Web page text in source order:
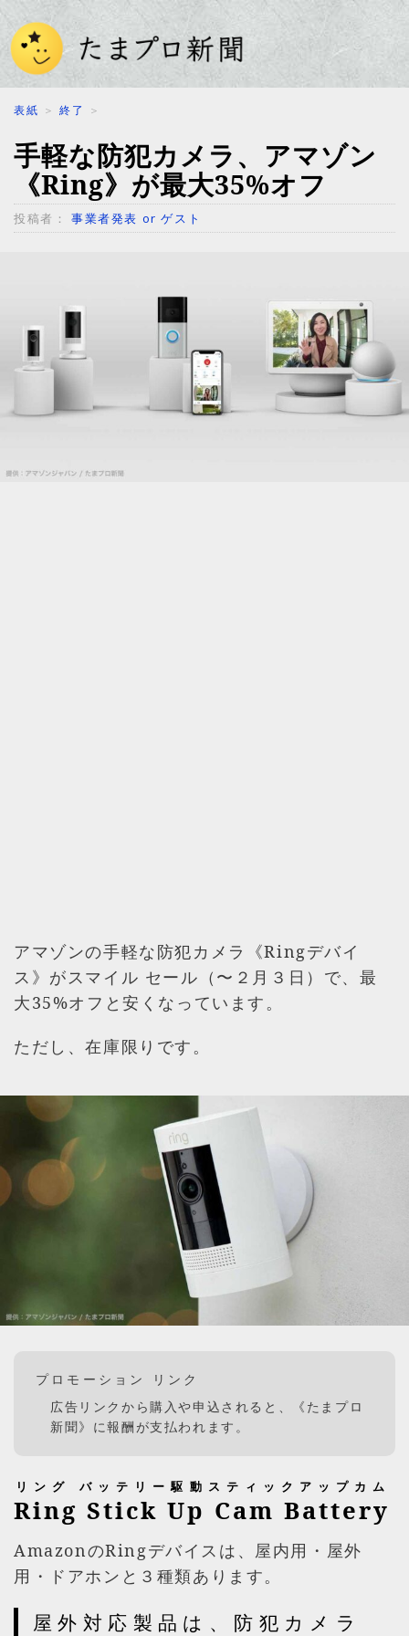
表紙 ＞ 終了 ＞
手軽な防犯カメラ、アマゾン
《Ring》が最大35%オフ
投稿者： 事業者発表 or ゲスト
アマゾンの手軽な防犯カメラ《Ringデバイ
ス》がスマイル セール（〜２月３日）で、最
大35%オフと安くなっています。
ただし、在庫限りです。
プロモーション リンク
広告リンクから購入や申込されると、《たまプロ
新聞》に報酬が支払われます。
Ring Stick Up Cam Battery
リング バッテリー駆動スティックアップカム
AmazonのRingデバイスは、屋内用・屋外
用・ドアホンと３種類あります。
屋外対応製品は、防犯カメラ